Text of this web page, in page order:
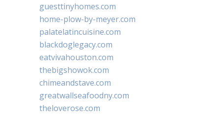
guesttinyhomes.com
home-plow-by-meyer.com
palatelatincuisine.com
blackdoglegacy.com
eatvivahouston.com
thebigshowok.com
chimeandstave.com
greatwallseafoodny.com
theloverose.com